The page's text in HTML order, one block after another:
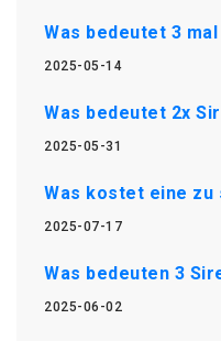
Was bedeutet 3
2025-05-14
Was bedeutet 2x
2025-05-31
Was kostet eine zu
2025-07-17
Was bedeuten 3
2025-06-02